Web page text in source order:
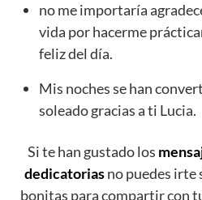
no me importaría
vida por hacerme
feliz del día.
Mis noches se han
soleado gracias a ti Lucia.
Si te han gustado los
dedicatoriasno puedes irte
bonitas para compartir con